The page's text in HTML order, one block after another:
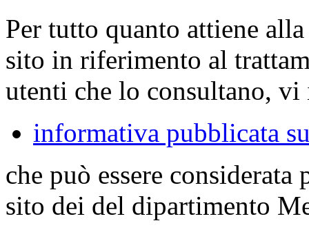
Per tutto quanto attiene
sito in riferimento al
utenti che lo consultano,
informativa pubblicata
che può essere
sito dei del dipartimento